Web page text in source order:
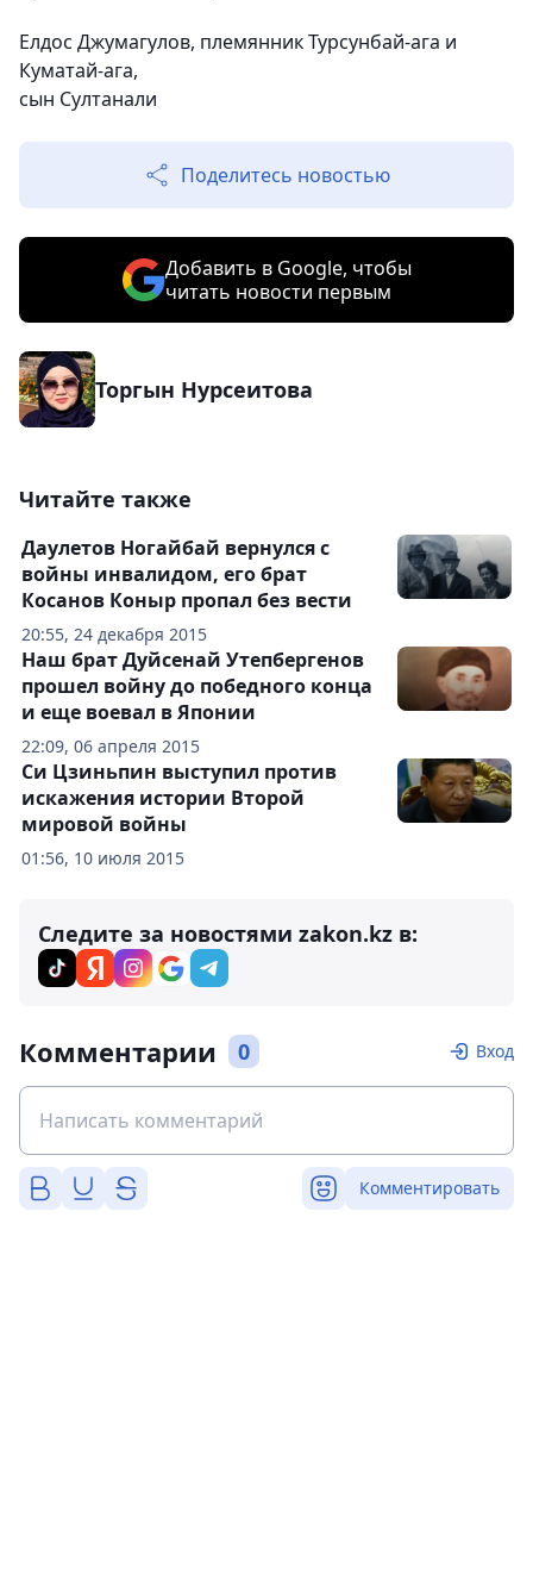
Елдос Джумагулов, племянник Турсунбай-ага и
Куматай-ага,
сын Султанали
Поделитесь новостью
Добавить в Google, чтобы
читать новости первым
Торгын Нурсеитова
Читайте также
20:55, 24 декабря 2015
Даулетов Ногайбай вернулся с
войны инвалидом, его брат
Косанов Коныр пропал без вести
22:09, 06 апреля 2015
Наш брат Дуйсенай Утепбергенов
прошел войну до победного конца
и еще воевал в Японии
01:56, 10 июля 2015
Си Цзиньпин выступил против
искажения истории Второй
мировой войны
Следите за новостями zakon.kz в:
Комментарии 0 Вход
Комментировать